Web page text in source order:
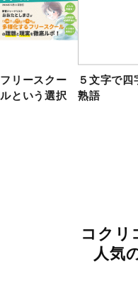
フリースクー
ルという選択
５文字で四
熟語
コクリ
人気